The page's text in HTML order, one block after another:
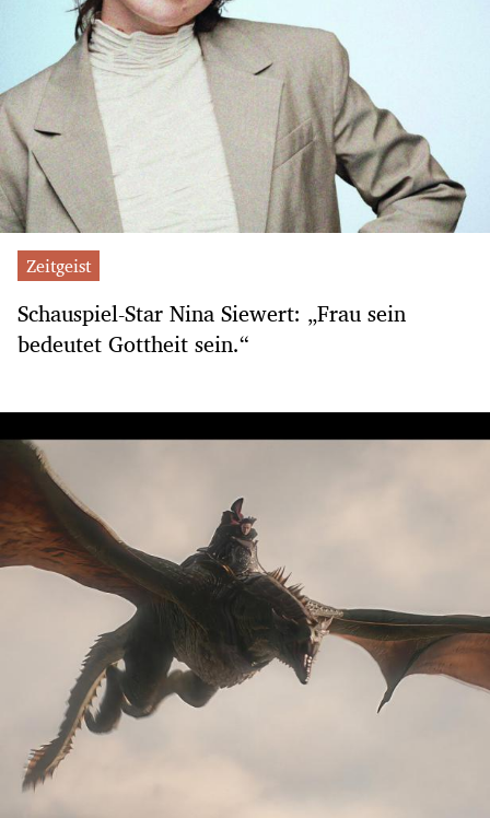
Zeitgeist
Schauspiel-Star Nina Siewert: „Frau sein
bedeutet Gottheit sein.“